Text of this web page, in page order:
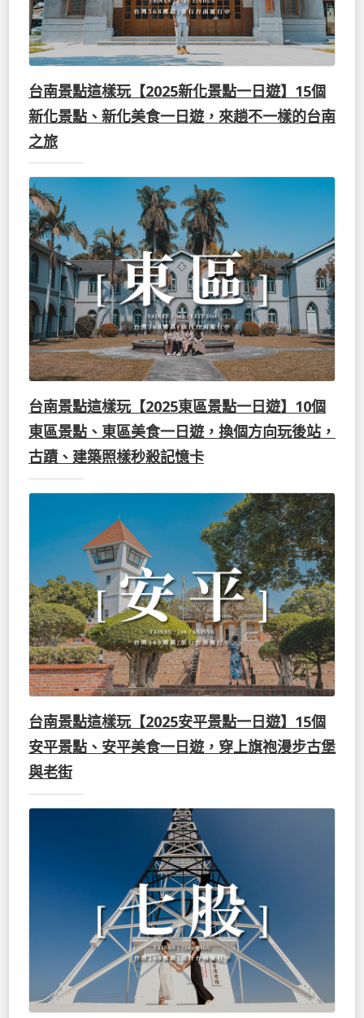
台南景點這樣玩【2025新化景點一日遊】15個
新化景點、新化美食一日遊，來趟不一樣的台南
之旅
台南景點這樣玩【2025東區景點一日遊】10個
東區景點、東區美食一日遊，換個方向玩後站，
古蹟、建築照樣秒殺記憶卡
台南景點這樣玩【2025安平景點一日遊】15個
安平景點、安平美食一日遊，穿上旗袍漫步古堡
與老街